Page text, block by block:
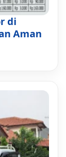
di
Aman